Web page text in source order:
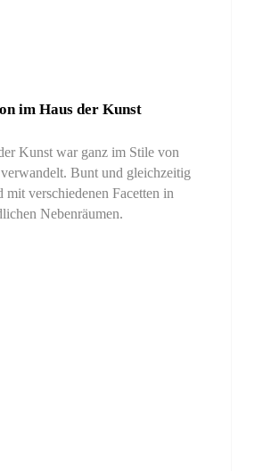
im Haus der Kunst
Kunst war ganz im Stile von
Bunt und gleichzeitig
mit verschiedenen Facetten in
Nebenräumen.